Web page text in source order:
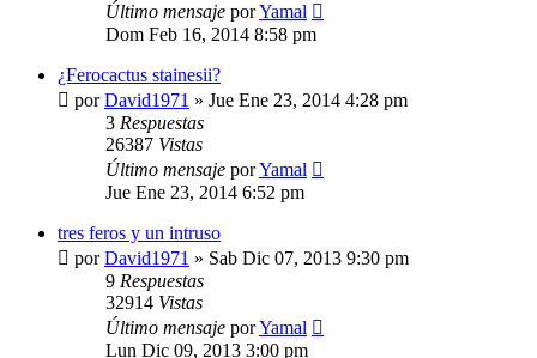
Último mensaje porYamal
Dom Feb 16, 2014 8:58 pm
¿Ferocactus stainesii?
porDavid1971 » Jue Ene 23, 2014 4:28 pm
3 Respuestas
26387 Vistas
Último mensaje porYamal
Jue Ene 23, 2014 6:52 pm
tres feros y un intruso
porDavid1971 » Sab Dic 07, 2013 9:30 pm
9 Respuestas
32914 Vistas
Último mensaje porYamal
Lun Dic 09, 2013 3:00 pm